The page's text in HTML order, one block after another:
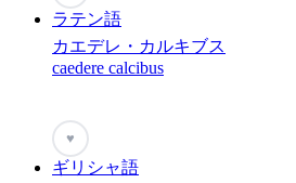
ラテン語
カエデレ・カルキブス
caedere calcibus
♥
ギリシャ語